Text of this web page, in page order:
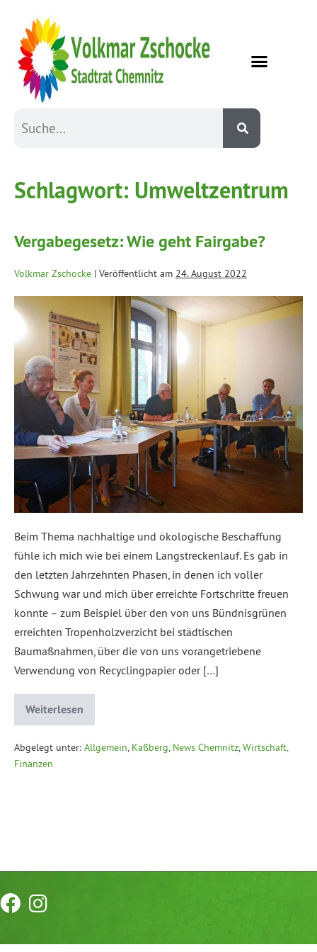
Schlagwort: Umweltzentrum
Vergabegesetz: Wie geht Fairgabe?
Volkmar Zschocke | Veröffentlicht am 24. August 2022
Beim Thema nachhaltige und ökologische Beschaffung
fühle ich mich wie bei einem Langstreckenlauf. Es gab in
den letzten Jahrzehnten Phasen, in denen ich voller
Schwung war und mich über erreichte Fortschritte freuen
konnte – zum Beispiel über den von uns Bündnisgrünen
erreichten Tropenholzverzicht bei städtischen
Baumaßnahmen, über die von uns vorangetriebene
Verwendung von Recyclingpapier oder […]
Weiterlesen
Abgelegt unter: Allgemein, Kaßberg, News Chemnitz,Wirtschaft,
Finanzen